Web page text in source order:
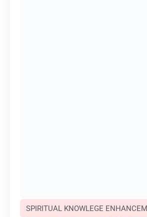
SPIRITUAL KNOWLEGE